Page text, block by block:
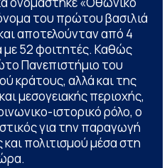
του πρώτου βασιλιά
αποτελούνταν από 4
52 φοιτητές. Καθώς
Πανεπιστήμιο του
κράτους, αλλά και της
μεσογειακής περιοχής,
ιστορικό ρόλο, ο
για την παραγωγή
πολιτισμού μέσα στη